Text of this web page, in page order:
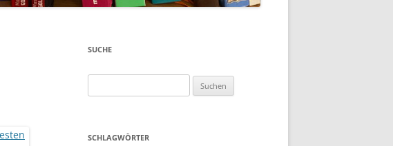
SUCHE
nach:
SCHLAGWÖRTER